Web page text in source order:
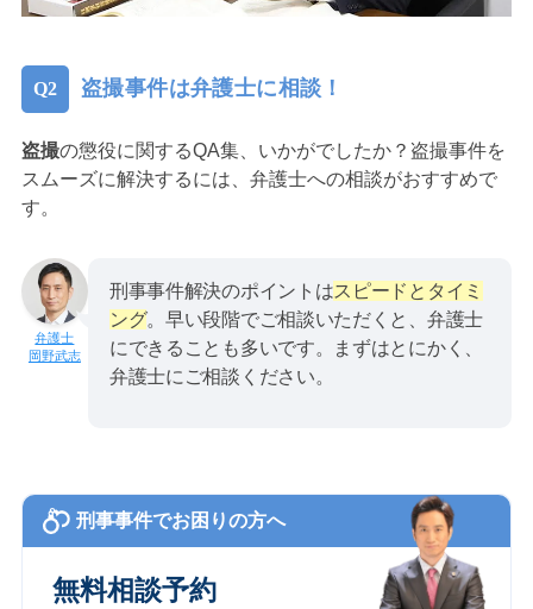
盗撮事件は弁護士に相談！
盗撮の懲役に関するQA集、いかがでしたか？盗撮事件を
スムーズに解決するには、弁護士への相談がおすすめで
す。
岡野武志
刑事事件解決のポイントはスピードとタイミ
ング。早い段階でご相談いただくと、弁護士
にできることも多いです。まずはとにかく、
弁護士にご相談ください。
刑事事件でお困りの方へ
無料相談予約